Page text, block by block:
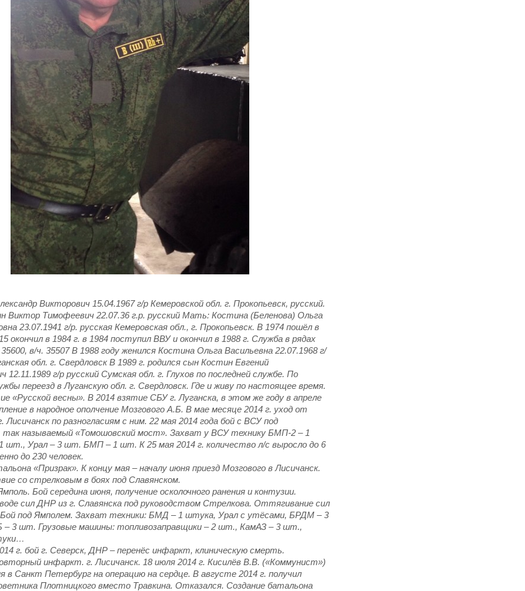
Викторович 15.04.1967 г/р Кемеровской обл. г. Прокопьевск, русский.
Виктор Тимофеевич 22.07.36 г.р. русский Мать: Костина (Беленова) Ольга
23.07.1941 г/р. русская Кемеровская обл., г. Прокопьевск. В 1974 пошёл в
в 1984 г. в 1984 поступил ВВУ и окончил в 1988 г. Служба в рядах
в/ч. 35507 В 1988 году женился Костина Ольга Васильевна 22.07.1968 г/
обл. г. Свердловск В 1989 г. родился сын Костин Евгений
12.11.1989 г/р русский Сумская обл. г. Глухов по последней службе. По
переезд в Луганскую обл. г. Свердловск. Где и живу по настоящее время.
«Русской весны». В 2014 взятие СБУ г. Луганска, в этом же году в апреле
в народное ополчение Мозгового А.Б. В мае месяце 2014 г. уход от
Лисичанск по разногласиям с ним. 22 мая 2014 года бой с ВСУ под
так называемый «Томошовский мост». Захват у ВСУ технику БМП-2 – 1
шт., Урал – 3 шт. БМП – 1 шт. К 25 мая 2014 г. количество л/с выросло до 6
до 230 человек.
«Призрак». К концу мая – началу июня приезд Мозгового в Лисичанск.
со стрелковым в боях под Славянском.
Бой середина июня, получение осколочного ранения и контузии.
сил ДНР из г. Славянска под руководством Стрелкова. Оттягивание сил
под Ямполем. Захват техники: БМД – 1 штука, Урал с утёсами, БРДМ – 3
3 шт. Грузовые машины: топливозаправщики – 2 шт., КамАЗ – 3 шт.,
г. бой г. Северск, ДНР – перенёс инфаркт, клиническую смерть.
инфаркт. г. Лисичанск. 18 июля 2014 г. Кисилёв В.В. («Коммунист»)
в Санкт Петербург на операцию на сердце. В августе 2014 г. получил
Плотницкого вместо Травкина. Отказался. Создание батальона